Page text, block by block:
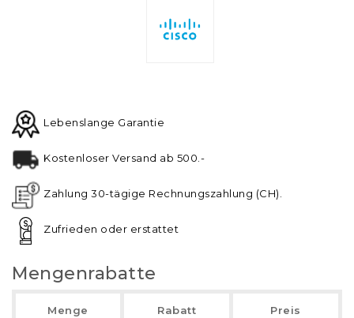
Lebenslange Garantie
Kostenloser Versand ab 500.-
Zahlung 30-tägige Rechnungszahlung (CH).
Zufrieden oder erstattet
Mengenrabatte
Menge Rabatt Preis